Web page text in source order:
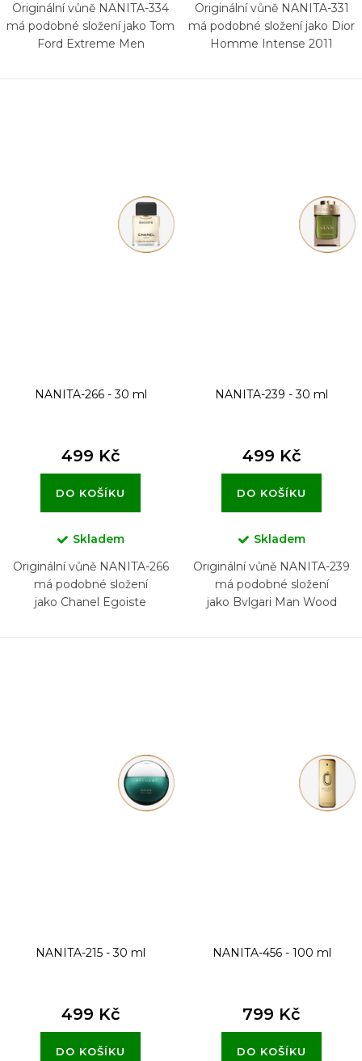
Originální vůně NANITA-334
má podobné složení jako Tom
Ford Extreme Men
Originální vůně NANITA-331
má podobné složení jako Dior
Homme Intense 2011
NANITA-266 - 30 ml
499 Kč
DO KOŠÍKU
Skladem
Originální vůně NANITA-266
má podobné složení
jako Chanel Egoiste
NANITA-239 - 30 ml
499 Kč
DO KOŠÍKU
Skladem
Originální vůně NANITA-239
má podobné složení
jako Bvlgari Man Wood
NANITA-215 - 30 ml
499 Kč
DO KOŠÍKU
NANITA-456 - 100 ml
799 Kč
DO KOŠÍKU